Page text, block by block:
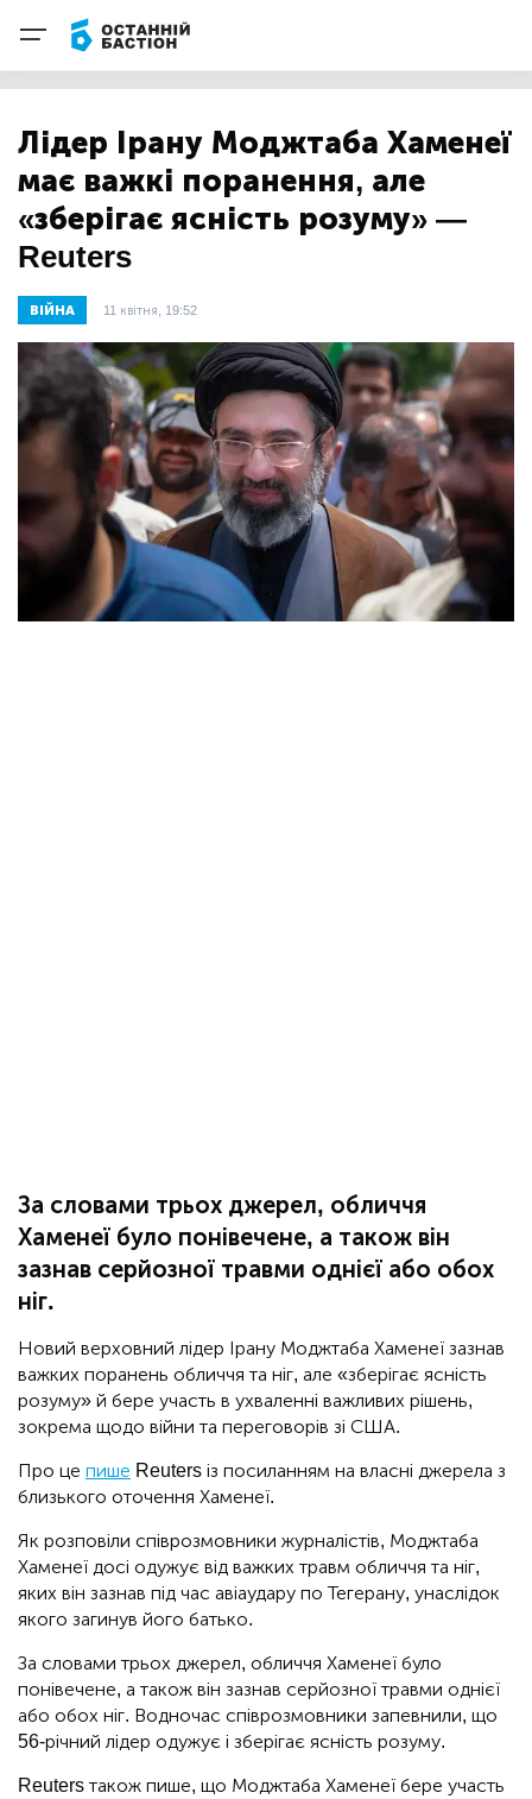
Лідер Ірану Моджтаба Хаменеї
має важкі поранення, але
«зберігає ясність розуму» —
Reuters
ВІЙНА 11 квітня, 19:52
За словами трьох джерел, обличчя
Хаменеї було понівечене, а також він
зазнав серйозної травми однієї або обох
ніг.
Новий верховний лідер Ірану Моджтаба Хаменеї зазнав
важких поранень обличчя та ніг, але «зберігає ясність
розуму» й бере участь в ухваленні важливих рішень,
зокрема щодо війни та переговорів зі США.
Про це пише Reuters із посиланням на власні джерела з
близького оточення Хаменеї.
Як розповіли співрозмовники журналістів, Моджтаба
Хаменеї досі одужує від важких травм обличчя та ніг,
яких він зазнав під час авіаудару по Тегерану, унаслідок
якого загинув його батько.
За словами трьох джерел, обличчя Хаменеї було
понівечене, а також він зазнав серйозної травми однієї
або обох ніг. Водночас співрозмовники запевнили, що
56-річний лідер одужує і зберігає ясність розуму.
Reuters також пише, що Моджтаба Хаменеї бере участь